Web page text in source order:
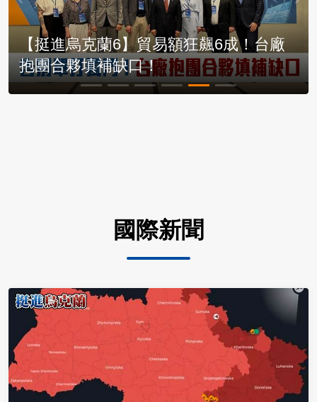
【挺進烏克蘭6】貿易額狂飆6成！台廠
抱團合夥填補缺口！
國際新聞